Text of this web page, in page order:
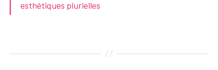
esthétiques plurielles